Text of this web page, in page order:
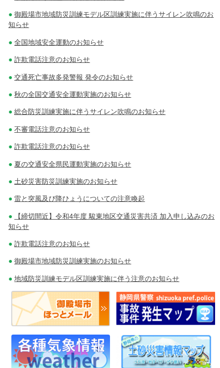
御殿場市地域防災訓練モデル区訓練実施に伴うサイレン吹鳴のお
知らせ
全国地域安全運動のお知らせ
詐欺電話注意のお知らせ
交通死亡事故多発警報 発令のお知らせ
秋の全国交通安全運動実施のお知らせ
総合防災訓練実施に伴うサイレン吹鳴のお知らせ
不審電話注意のお知らせ
詐欺電話注意のお知らせ
夏の交通安全県民運動実施のお知らせ
土砂災害防災訓練実施のお知らせ
雷と突風及び降ひょうについての注意喚起
【締切間近】令和4年度 駿東地区交通災害共済 加入申し込みのお
知らせ
詐欺電話注意のお知らせ
御殿場市地域防災訓練実施のお知らせ
地域防災訓練モデル区訓練実施に伴う注意のお知らせ